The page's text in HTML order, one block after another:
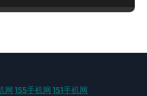
网 155手机网 151手机网